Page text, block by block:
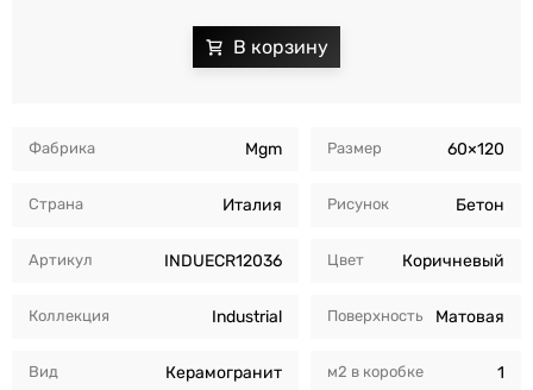
Фабрика Mgm
Страна Италия
Артикул INDUECR12036
Коллекция Industrial
Вид Керамогранит
Размер 60×120
Рисунок Бетон
Цвет Коричневый
Поверхность Матовая
м2 в коробкe 1